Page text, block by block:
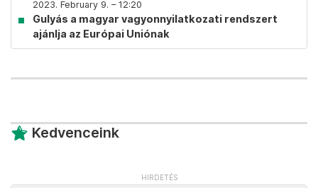
2023. February 9. – 12:20
Gulyás a magyar vagyonnyilatkozati rendszert
ajánlja az Európai Uniónak
Kedvenceink